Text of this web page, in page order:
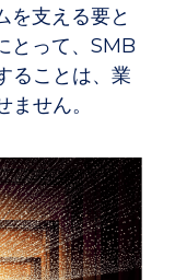
を支える要と
とって、SMB
ることは、業
せん。